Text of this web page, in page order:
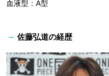
血液型：A型
佐藤弘道の経歴